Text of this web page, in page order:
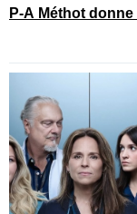
P-A Méthot